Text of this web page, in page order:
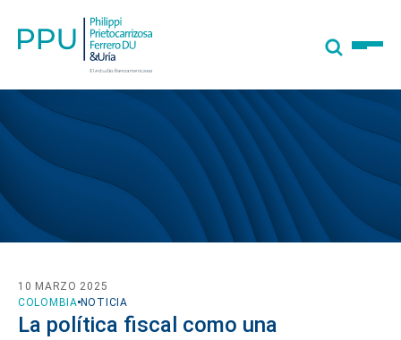
COLOMBIA NOTICIA
10 MARZO 2025
La política fiscal como una